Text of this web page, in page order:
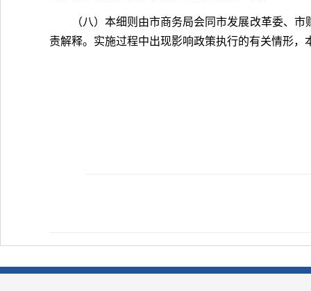
（八）本细则由市商务局会同市发展改革委、
责解释。实施过程中出现影响政策执行的有关情形，